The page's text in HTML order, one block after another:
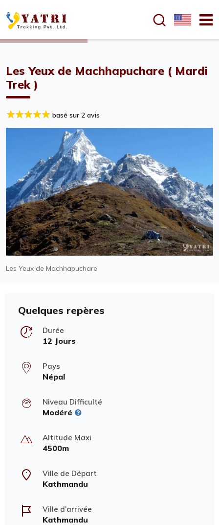
Les Yeux de Machhapuchare ( Mardi
Trek )
basé sur 2 avis
Les Yeux de Machhapuchare
Quelques repères
Durée
12 Jours
Pays
Népal
Niveau Difficulté
Modéré
Altitude Maxi
4500m
Ville de Départ
Kathmandu
Ville d'arrivée
Kathmandu